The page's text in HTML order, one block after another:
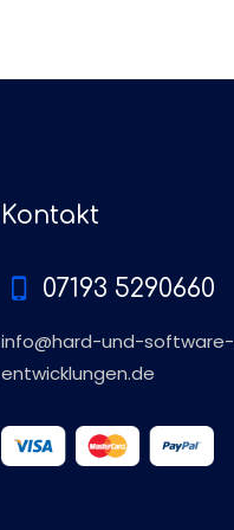
Kontakt
07193 5290660
info@hard-und-software-
entwicklungen.de